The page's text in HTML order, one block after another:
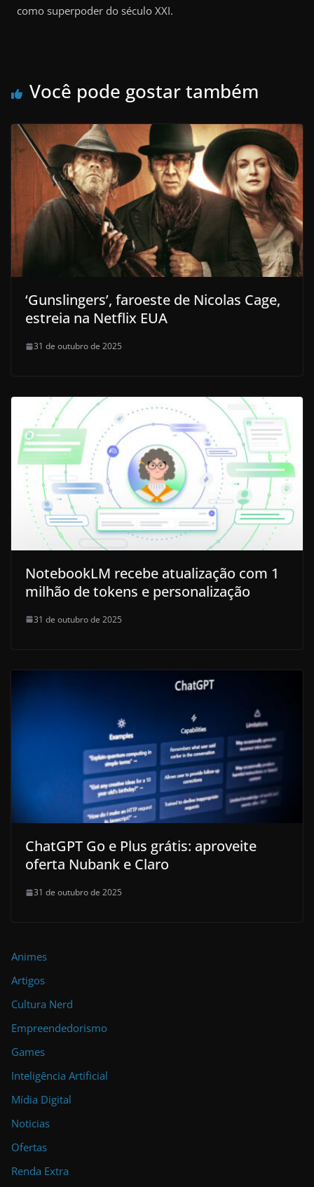
como superpoder do século XXI.
Você pode gostar também
‘Gunslingers’, faroeste de Nicolas Cage,
estreia na Netflix EUA
31 de outubro de 2025
NotebookLM recebe atualização com 1
milhão de tokens e personalização
31 de outubro de 2025
ChatGPT Go e Plus grátis: aproveite
oferta Nubank e Claro
31 de outubro de 2025
Animes
Artigos
Cultura Nerd
Empreendedorismo
Games
Inteligência Artificial
Mídia Digital
Noticias
Ofertas
Renda Extra